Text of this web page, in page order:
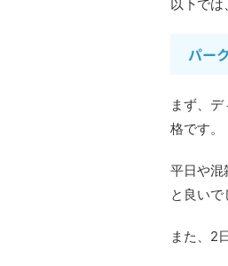
以下では
パー
まず、
格です。
平日や混
と良いで
また、2